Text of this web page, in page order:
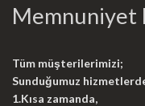
Memnuniyet
Tüm müşterilerimizi;
Sunduğumuz
1.Kısa zamanda,